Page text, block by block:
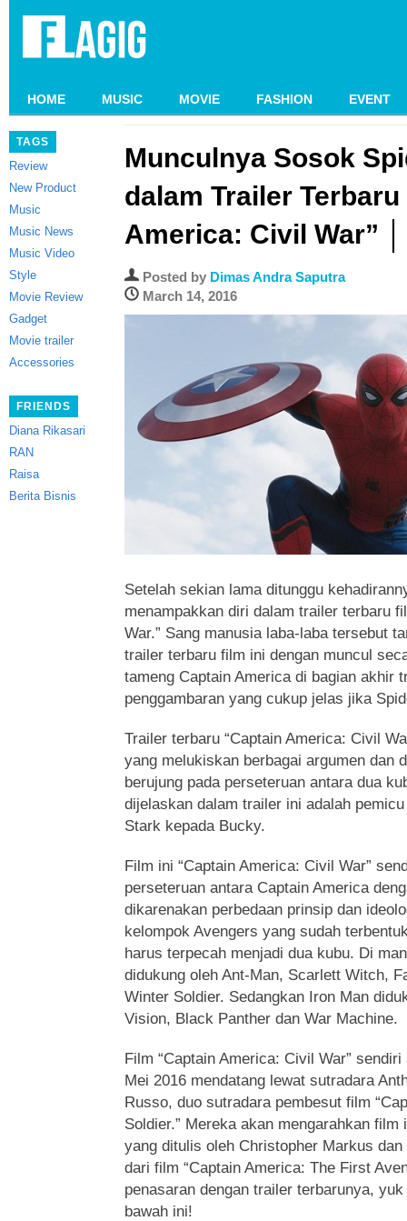
HOME MUSIC MOVIE FASHION EVENT
TAGS
Review
New Product
Music
Music News
Music Video
Style
Movie Review
Gadget
Movie trailer
Accessories
FRIENDS
Diana Rikasari
RAN
Raisa
Berita Bisnis
Munculnya Sosok
dalam Trailer Terbaru
America: Civil War”
Posted by Dimas Andra Saputra
March 14, 2016
Setelah sekian lama ditunggu
menampakkan diri dalam trailer terbaru
War.” Sang manusia laba-laba tersebut
trailer terbaru film ini dengan muncul
tameng Captain America di bagian akhir
penggambaran yang cukup jelas jika
Trailer terbaru “Captain America: Civil
yang melukiskan berbagai argumen dan
berujung pada perseteruan antara dua
dijelaskan dalam trailer ini adalah
Stark kepada Bucky.
Film ini “Captain America: Civil War”
perseteruan antara Captain America
dikarenakan perbedaan prinsip dan
kelompok Avengers yang sudah
harus terpecah menjadi dua kubu. Di
didukung oleh Ant-Man, Scarlett Witch,
Winter Soldier. Sedangkan Iron Man
Vision, Black Panther dan War Machine.
Film “Captain America: Civil War”
Mei 2016 mendatang lewat sutradara
Russo, duo sutradara pembesut film
Soldier.” Mereka akan mengarahkan
yang ditulis oleh Christopher Markus
dari film “Captain America: The First
penasaran dengan trailer terbarunya,
bawah ini!